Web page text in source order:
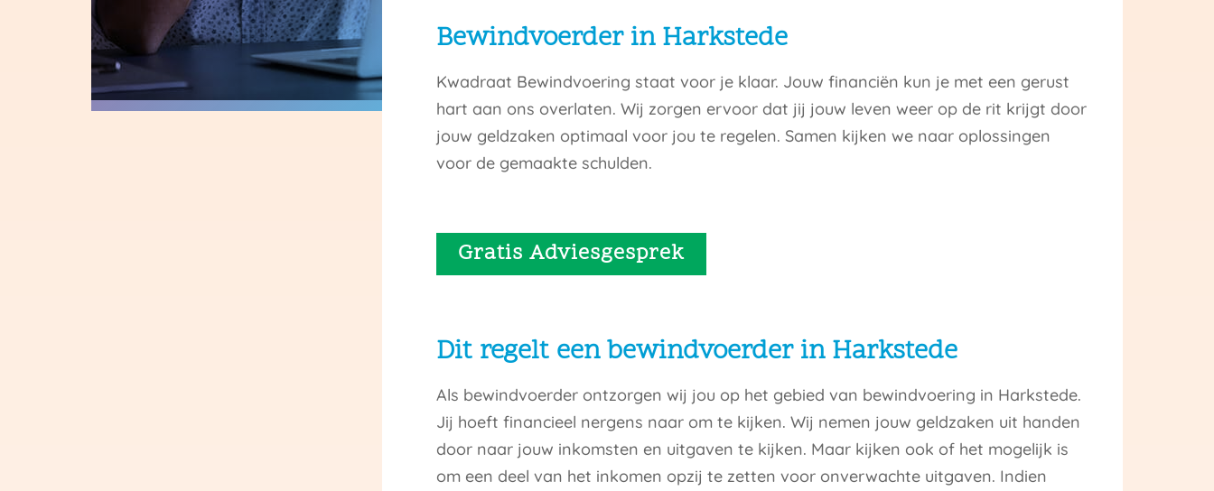
Bewindvoerder in Harkstede
Kwadraat Bewindvoering staat voor je klaar. Jouw financiën kun je met een gerust
hart aan ons overlaten. Wij zorgen ervoor dat jij jouw leven weer op de rit krijgt door
jouw geldzaken optimaal voor jou te regelen. Samen kijken we naar oplossingen
voor de gemaakte schulden.
Gratis Adviesgesprek
Dit regelt een bewindvoerder in Harkstede
Als bewindvoerder ontzorgen wij jou op het gebied van bewindvoering in Harkstede.
Jij hoeft financieel nergens naar om te kijken. Wij nemen jouw geldzaken uit handen
door naar jouw inkomsten en uitgaven te kijken. Maar kijken ook of het mogelijk is
om een deel van het inkomen opzij te zetten voor onverwachte uitgaven. Indien